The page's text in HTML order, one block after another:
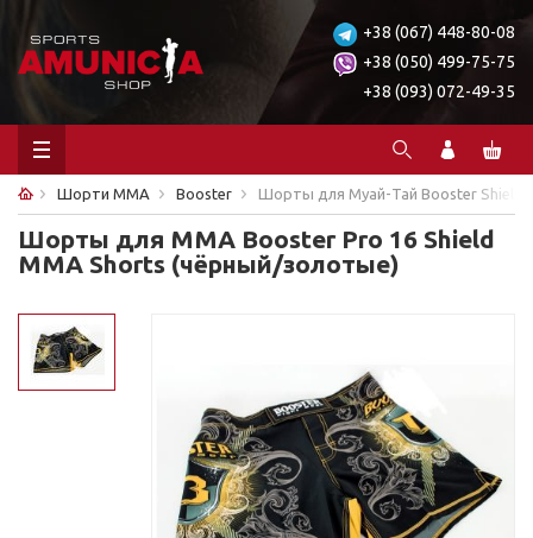
+38 (067) 448-80-08
+38 (050) 499-75-75
+38 (093) 072-49-35
Шорти ММА Booster Шорты для Муай-Тай Booster Shield
Шорты для MMA Booster Pro 16 Shield
MMA Shorts (чёрный/золотые)